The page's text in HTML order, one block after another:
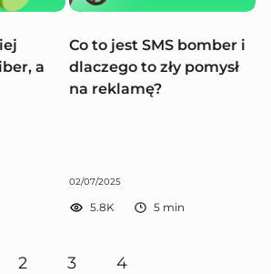
a
Co to jest SMS bomber i
dlaczego to zły pomysł
na reklamę?
02/07/2025
5.8K 5 min
2 3 4